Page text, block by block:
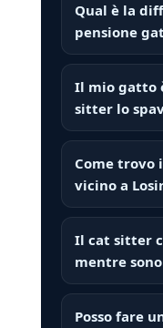
Qual è la
pensione
Il mio gatto
sitter lo
Come
vicino a
Il cat sitter
mentre
Posso fare